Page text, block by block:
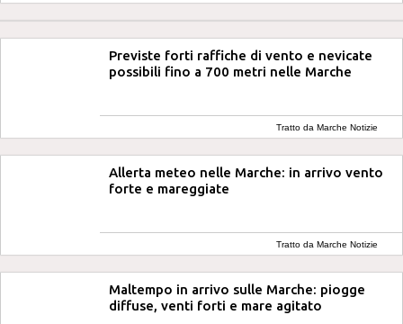
Previste forti raffiche di vento e nevicate
possibili fino a 700 metri nelle Marche
Tratto da Marche Notizie
Allerta meteo nelle Marche: in arrivo vento
forte e mareggiate
Tratto da Marche Notizie
Maltempo in arrivo sulle Marche: piogge
diffuse, venti forti e mare agitato